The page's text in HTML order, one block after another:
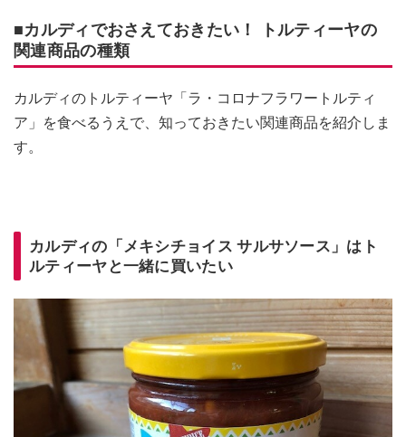
■カルディでおさえておきたい！ トルティーヤの
関連商品の種類
カルディのトルティーヤ「ラ・コロナフラワートルティ
ア」を食べるうえで、知っておきたい関連商品を紹介しま
す。
カルディの「メキシチョイス サルサソース」はト
ルティーヤと一緒に買いたい